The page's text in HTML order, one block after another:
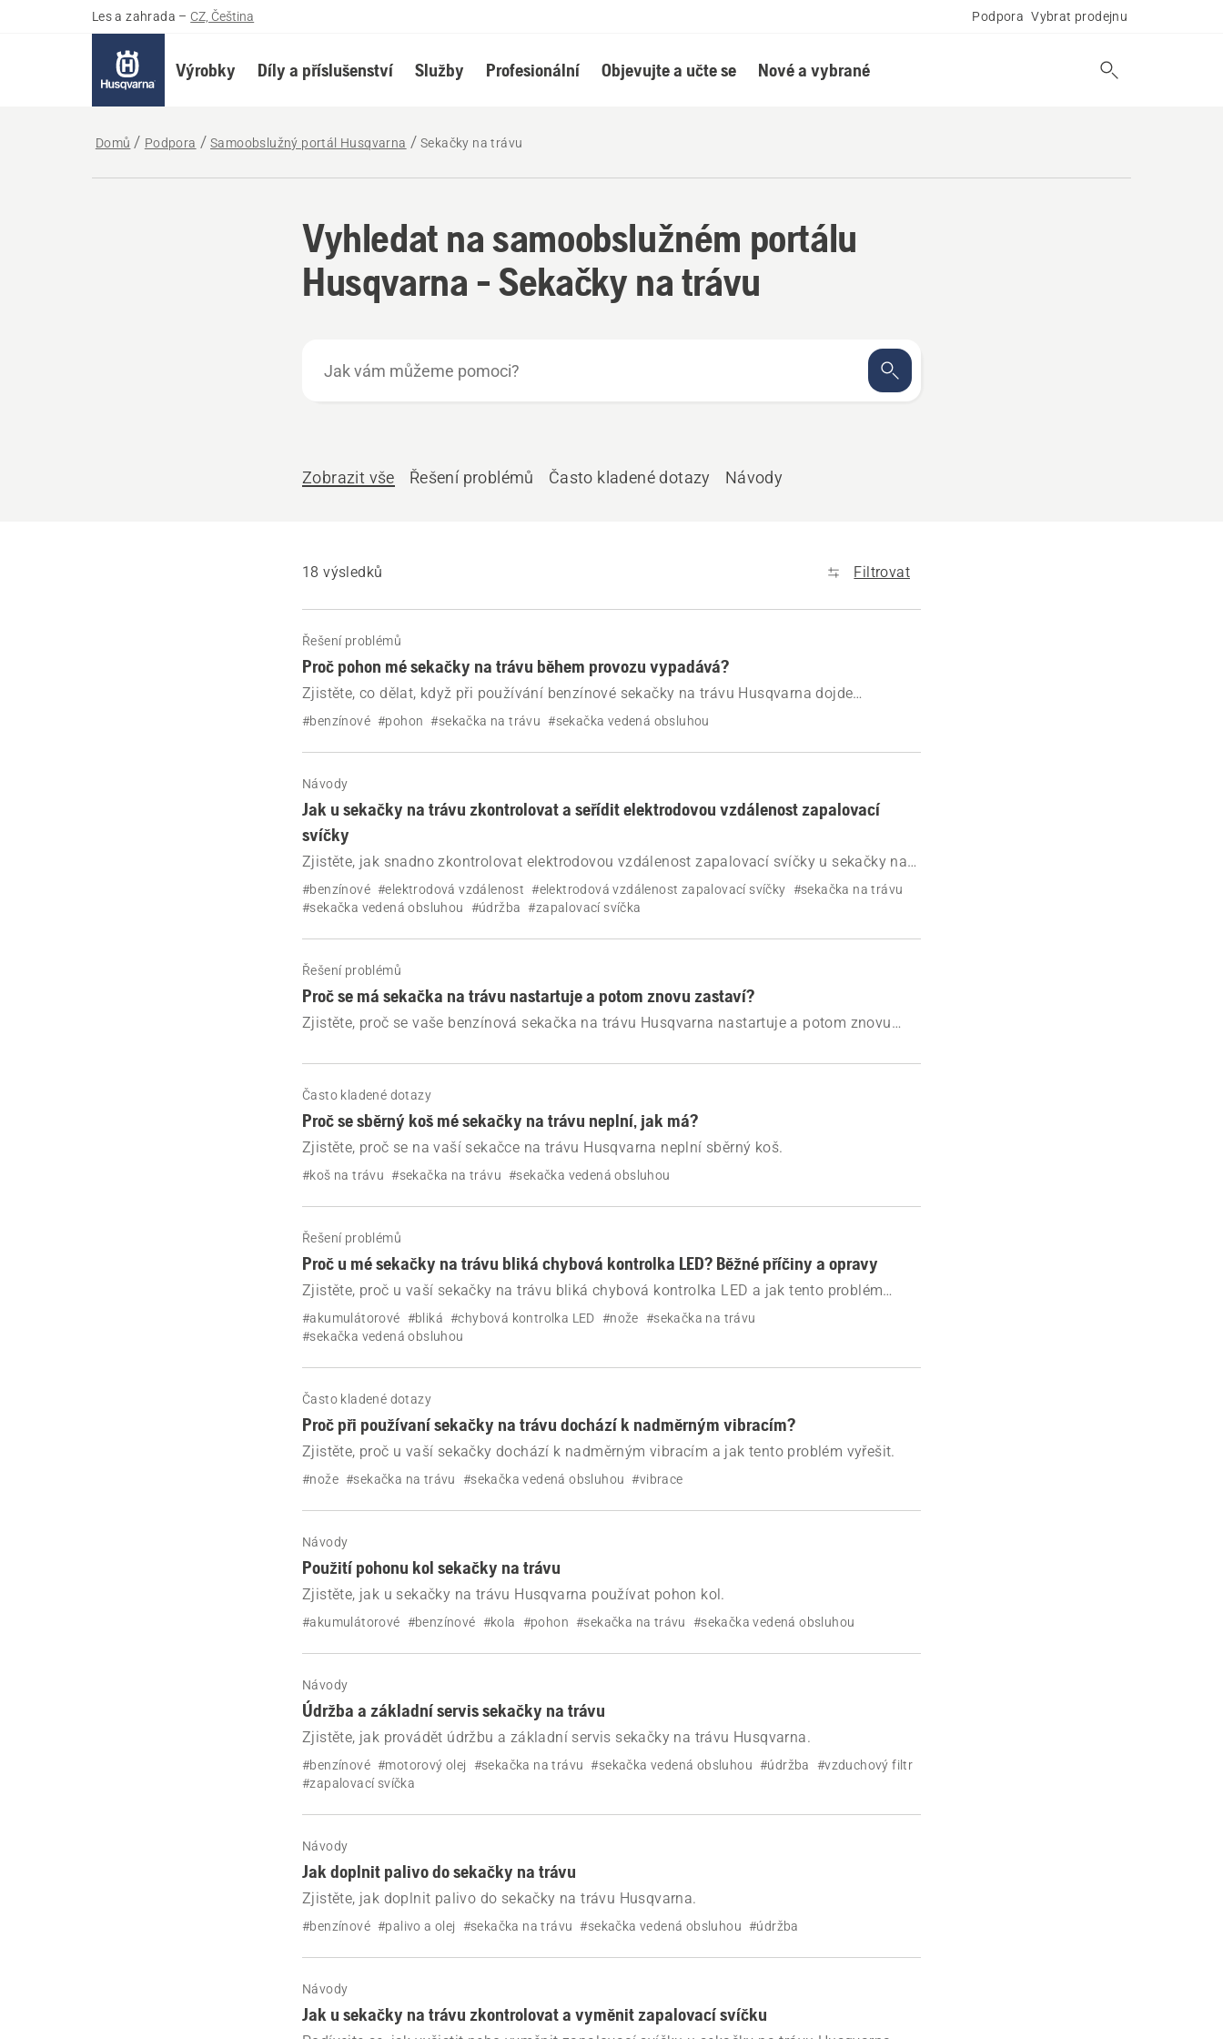
Les a zahrada – CZ, Čeština Podpora Vybrat prodejnu
Výrobky Díly a příslušenství Služby Profesionální Objevujte a učte se Nové a vybrané
Domů Podpora Samoobslužný portál Husqvarna Sekačky na trávu
Vyhledat na samoobslužném portálu
Husqvarna - Sekačky na trávu
vám
Zobrazit vše Řešení problémů Často kladené dotazy Návody
18 výsledků Filtrovat
Řešení problémů
Proč pohon mé sekačky na trávu během provozu vypadává?
Zjistěte, co dělat, když při používání benzínové sekačky na trávu Husqvarna dojde
k výpadkům pohonu.
#benzínové #pohon #sekačka na trávu #sekačka vedená obsluhou
Návody
Jak u sekačky na trávu zkontrolovat a seřídit elektrodovou vzdálenost zapalovací
svíčky
Zjistěte, jak snadno zkontrolovat elektrodovou vzdálenost zapalovací svíčky u sekačky na
trávu Husqvarna.
#benzínové #elektrodová vzdálenost #elektrodová vzdálenost zapalovací svíčky #sekačka na trávu
#sekačka vedená obsluhou
#údržba #zapalovací svíčka
Řešení problémů
Proč se má sekačka na trávu nastartuje a potom znovu zastaví?
Zjistěte, proč se vaše benzínová sekačka na trávu Husqvarna nastartuje a potom znovu
Často kladené dotazy
Proč se sběrný koš mé sekačky na trávu neplní, jak má?
Zjistěte, proč se na vaší sekačce na trávu Husqvarna neplní sběrný koš.
#koš na trávu #sekačka na trávu #sekačka vedená obsluhou
Řešení problémů
Proč u mé sekačky na trávu bliká chybová kontrolka LED? Běžné příčiny a opravy
Zjistěte, proč u vaší sekačky na trávu bliká chybová kontrolka LED a jak tento problém
vyřešit.
#akumulátorové #bliká #chybová kontrolka LED #nože #sekačka na trávu
#sekačka vedená obsluhou
Často kladené dotazy
Proč při používaní sekačky na trávu dochází k nadměrným vibracím?
Zjistěte, proč u vaší sekačky dochází k nadměrným vibracím a jak tento problém vyřešit.
#nože #sekačka na trávu #sekačka vedená obsluhou #vibrace
Návody
Použití pohonu kol sekačky na trávu
Zjistěte, jak u sekačky na trávu Husqvarna používat pohon kol.
#akumulátorové #benzínové #kola #pohon #sekačka na trávu #sekačka vedená obsluhou
Návody
Údržba a základní servis sekačky na trávu
Zjistěte, jak provádět údržbu a základní servis sekačky na trávu Husqvarna.
#benzínové #motorový olej #sekačka na trávu #sekačka vedená obsluhou #údržba
#vzduchový filtr
#zapalovací svíčka
Návody
Jak doplnit palivo do sekačky na trávu
Zjistěte, jak doplnit palivo do sekačky na trávu Husqvarna.
#benzínové #palivo a olej #sekačka na trávu #sekačka vedená obsluhou #údržba
Návody
Jak u sekačky na trávu zkontrolovat a vyměnit zapalovací svíčku